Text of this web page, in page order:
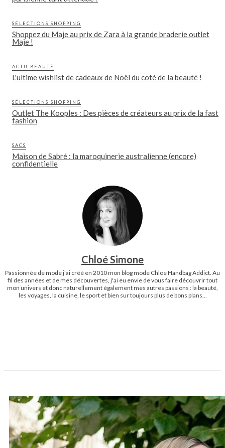
SÉLECTIONS SHOPPING
Shoppez du Maje au prix de Zara à la grande braderie outlet
Maje !
ACTU BEAUTÉ
L'ultime wishlist de cadeaux de Noël du coté de la beauté !
SÉLECTIONS SHOPPING
Outlet The Kooples : Des pièces de créateurs au prix de la fast
fashion
SACS
Maison de Sabré : la maroquinerie australienne (encore)
confidentielle
Chloé Simone
Passionnée de mode j'ai créé en 2010 mon blog mode Chloe Handbag Addict. Au
fil des années et de mes découvertes, j'ai eu envie de vous faire découvrir tout
mon univers et donc naturellement également mes autres passions : la beauté,
les voyages, la cuisine, le sport et bien sur toujours plus de bons plans...